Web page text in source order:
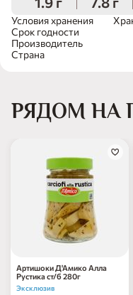
Условия хранения
Срок годности
Производитель
Страна
РЯДОМ НА
Артишоки Д'Амико Алла
Рустика ст/б 280г
Эксклюзив